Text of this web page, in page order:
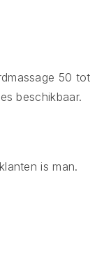
50 tot
beschikbaar.
is man.